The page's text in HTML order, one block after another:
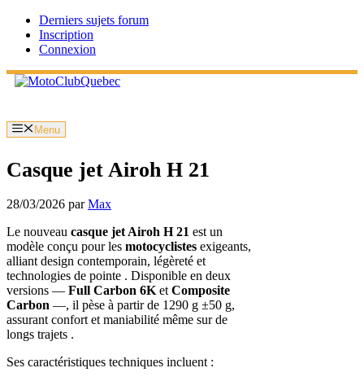
Aller
contenu
Derniers sujets forum
Inscription
Connexion
Menu
Casque jet Airoh H 21
28/03/2026 parMax
Le nouveau casque jet Airoh H 21 est un
modèle conçu pour les motocyclistes exigeants,
alliant design contemporain, légèreté et
technologies de pointe . Disponible en deux
versions — Full Carbon 6K et Composite
Carbon —, il pèse à partir de 1290 g ±50 g,
assurant confort et maniabilité même sur de
longs trajets .
Ses caractéristiques techniques incluent :